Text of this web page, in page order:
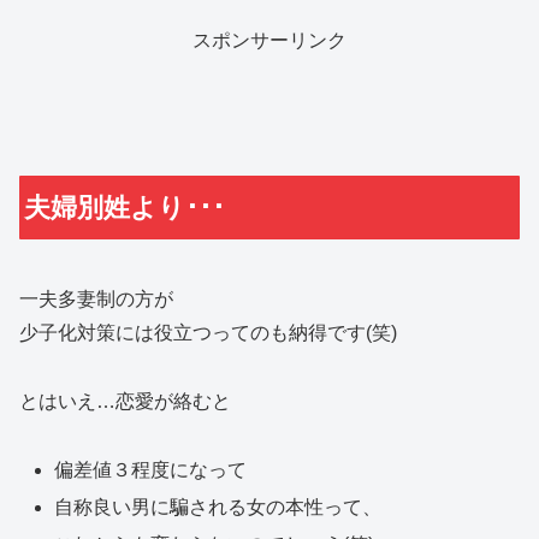
スポンサーリンク
夫婦別姓より･･･
一夫多妻制の方が
少子化対策には役立つってのも納得です(笑)
とはいえ…恋愛が絡むと
偏差値３程度になって
自称良い男に騙される女の本性って、